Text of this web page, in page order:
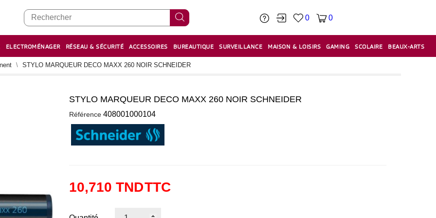
0 0
ELECTROMÉNAGER RÉSEAU & SÉCURITÉ ACCESSOIRES BUREAUTIQUE SURVEILLANCE MAISON & LOISIRS GAMING SCOLAIRE BEAUX-ARTS
STYLO MARQUEUR DECO MAXX 260 NOIR SCHNEIDER
STYLO MARQUEUR DECO MAXX 260 NOIR SCHNEIDER
Référence 408001000104
10,710 TNDTTC